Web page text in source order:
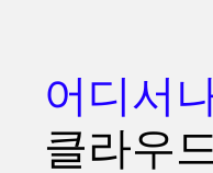
어디서
클라우